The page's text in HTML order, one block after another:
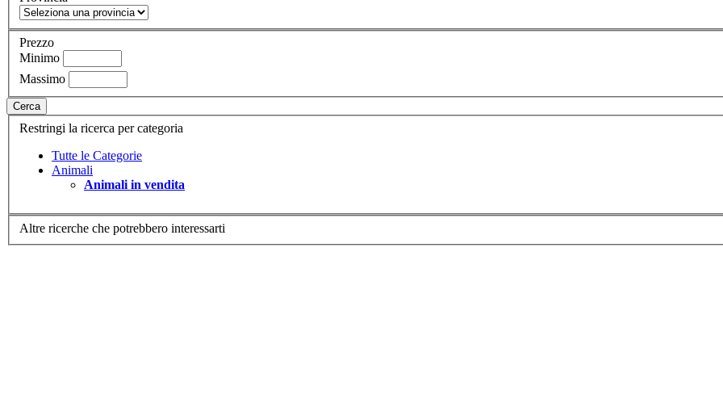
Prezzo
Minimo
Massimo
Cerca
Restringi la ricerca per categoria
Tutte le Categorie
Animali
Animali in vendita
Altre ricerche che potrebbero interessarti